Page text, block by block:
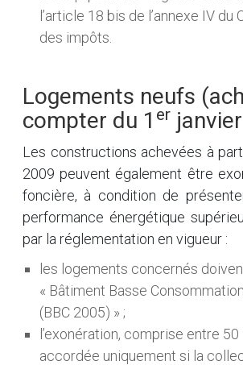
l’article 18 bis de l’annexe IV du
des impôts.
Logements neufs
compter du 1 er
Les constructions achevées à
2009 peuvent également être
foncière, à condition de
performance énergétique
par la réglementation en vigueur :
les logements concernés
« Bâtiment Basse
(BBC 2005) » ;
l’exonération, comprise entre
accordée uniquement si la